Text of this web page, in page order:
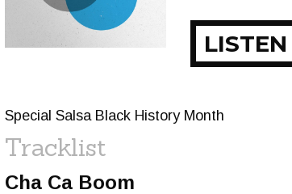
LISTEN
Special Salsa Black History Month
Tracklist
Cha Ca Boom